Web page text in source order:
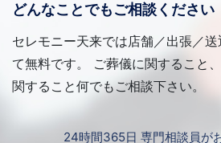
どんなことでもご相談ください
セレモニー天来では店舗／出張／
て無料です。 ご葬儀に関すること
関すること何でもご相談下さい。
24時間365日 専門相談員が